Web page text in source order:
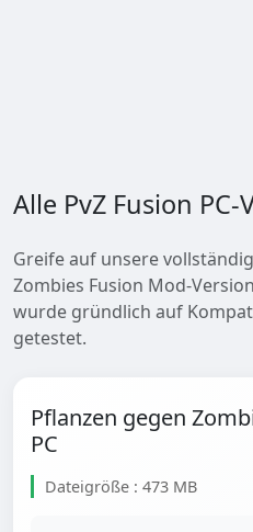
Alle PvZ Fusion PC-
Greife auf unsere
Zombies Fusion Mod-
wurde gründlich auf
getestet.
Pflanzen gegen
PC
Dateigröße : 473 MB